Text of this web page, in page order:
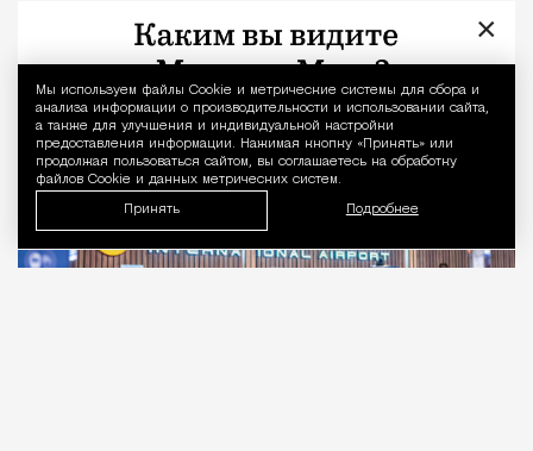
Уведомление
Мы используем файлы Сookie и метрические системы для сбора и
анализа информации о производительности и использовании сайта,
а также для улучшения и индивидуальной настройки
предоставления информации. Нажимая кнопку «Принять» или
продолжая пользоваться сайтом, вы соглашаетесь на обработку
файлов Cookie и данных метрических систем.
Принять Подробнее
Шереметьево
×